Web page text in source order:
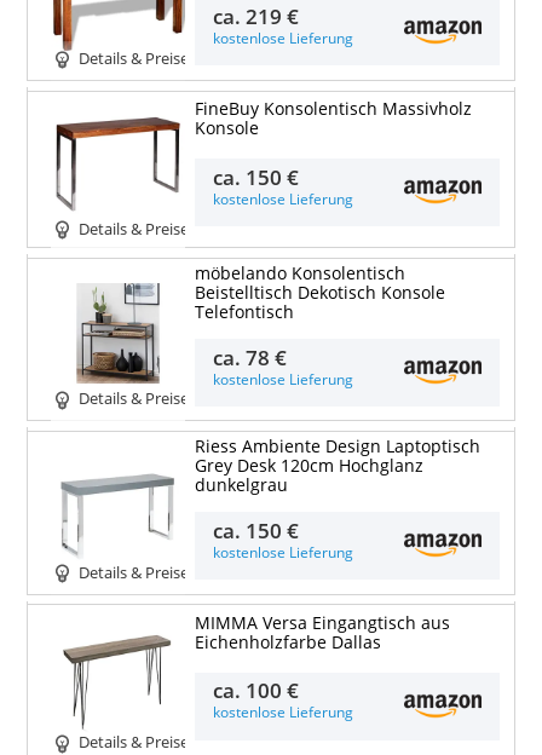
Details & Preise
ca.219 €
kostenlose Lieferung
Details & Preise
FineBuy Konsolentisch Massivholz
Konsole
ca. 150 €
kostenlose Lieferung
Details & Preise
möbelando Konsolentisch
Beistelltisch Dekotisch Konsole
Telefontisch
ca.78 €
kostenlose Lieferung
Details & Preise
Riess Ambiente Design Laptoptisch
Grey Desk 120cm Hochglanz
dunkelgrau
ca. 150 €
kostenlose Lieferung
Details & Preise
MIMMA Versa Eingangtisch aus
Eichenholzfarbe Dallas
ca. 100 €
kostenlose Lieferung